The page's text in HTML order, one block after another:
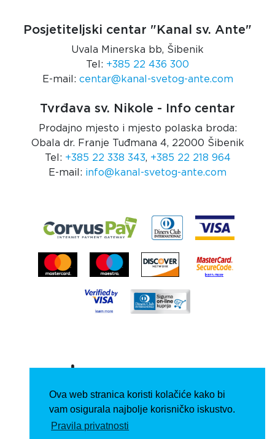
Ova web stranica koristi kolačiće kako bi
vam osigurala najbolje korisničko iskustvo.
Pravila privatnosti
Posjetiteljski centar "Kanal sv. Ante"
Uvala Minerska bb, Šibenik
Tel: +385 22 436 300
E-mail: centar@kanal-svetog-ante.com
Tvrđava sv. Nikole - Info centar
Prodajno mjesto i mjesto polaska broda:
Obala dr. Franje Tuđmana 4, 22000 Šibenik
Tel: +385 22 338 343, +385 22 218 964
E-mail: info@kanal-svetog-ante.com